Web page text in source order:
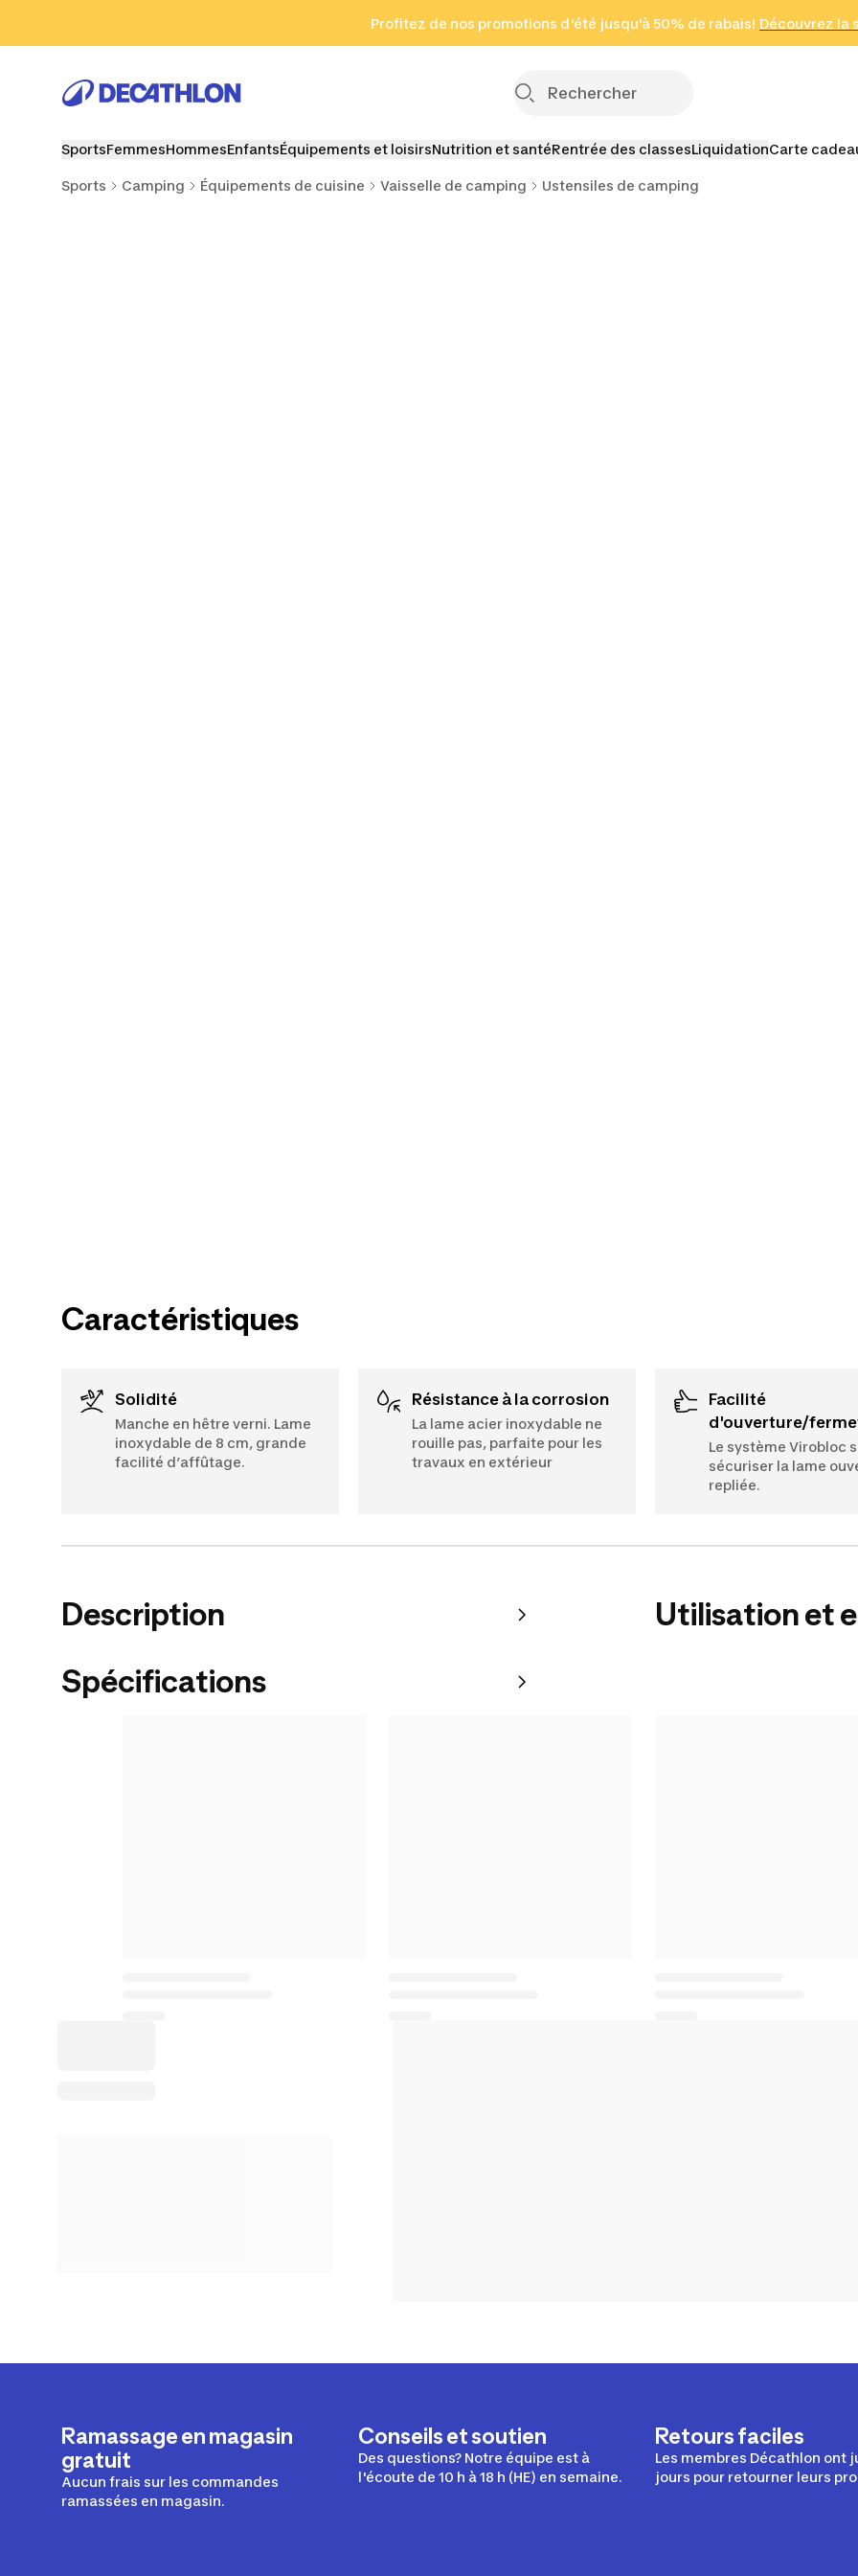
Aller au pied de page
Profitez de nos promotions d'été jusqu'à 50% de rabais! Découvrez la
Cliquez ici
en seulement 2
(Zones sélectionnées)
SportsFemmesHommesEnfantsÉquipements et loisirsNutrition et santéRentrée des classesLiquidationCarte
Sports Camping Équipements de cuisine Vaisselle de camping Ustensiles de camping
Caractéristiques
Solidité
Manche en hêtre verni. Lame
inoxydable de 8 cm, grande
facilité d’affûtage.
Résistance à la corrosion
La lame acier inoxydable ne
rouille pas, parfaite pour les
travaux en extérieur
Facilité
d'ouverture/
Le système Virobloc
sécuriser la lame
repliée.
Description
Spécifications
Utilisation et
Ramassage en magasin
gratuit
Aucun frais sur les commandes
ramassées en magasin.
Conseils et soutien
Des questions? Notre équipe est à
l'écoute de 10 h à 18 h (HE) en semaine.
Retours faciles
Les membres Décathlon ont
jours pour retourner leurs